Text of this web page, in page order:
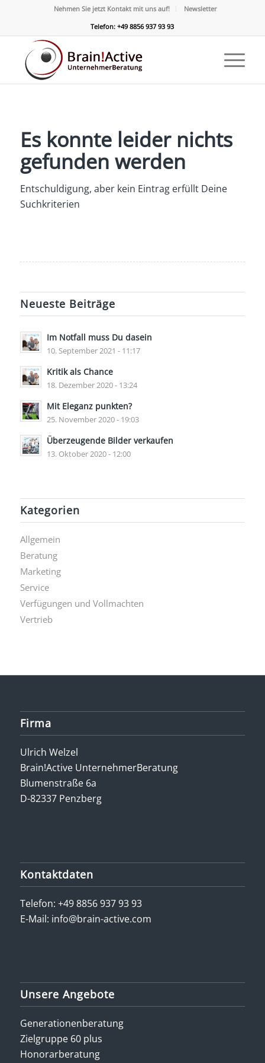
Nehmen Sie jetzt Kontakt mit uns auf!
Newsletter
Telefon: +49 8856 937 93 93
Es konnte leider nichts
gefunden werden
Entschuldigung, aber kein Eintrag erfüllt Deine
Suchkriterien
Neueste Beiträge
Im Notfall muss Du dasein
10. September 2021 - 11:17
Kritik als Chance
18. Dezember 2020 - 13:24
Mit Eleganz punkten?
25. November 2020 - 19:03
Überzeugende Bilder verkaufen
13. Oktober 2020 - 12:00
Kategorien
Allgemein
Beratung
Marketing
Service
Verfügungen und Vollmachten
Vertrieb
Firma
Ulrich Welzel
Brain!Active UnternehmerBeratung
Blumenstraße 6a
D-82337 Penzberg
Kontaktdaten
Telefon: +49 8856 937 93 93
E-Mail: info@brain-active.com
Unsere Angebote
Generationenberatung
Zielgruppe 60 plus
Honorarberatung